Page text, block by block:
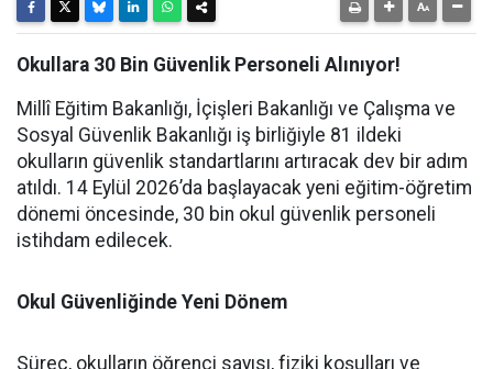
Okullara 30 Bin Güvenlik Personeli Alınıyor!
Millî Eğitim Bakanlığı, İçişleri Bakanlığı ve Çalışma ve
Sosyal Güvenlik Bakanlığı iş birliğiyle 81 ildeki
okulların güvenlik standartlarını artıracak dev bir adım
atıldı. 14 Eylül 2026’da başlayacak yeni eğitim-öğretim
dönemi öncesinde, 30 bin okul güvenlik personeli
istihdam edilecek.
Okul Güvenliğinde Yeni Dönem
Süreç, okulların öğrenci sayısı, fiziki koşulları ve